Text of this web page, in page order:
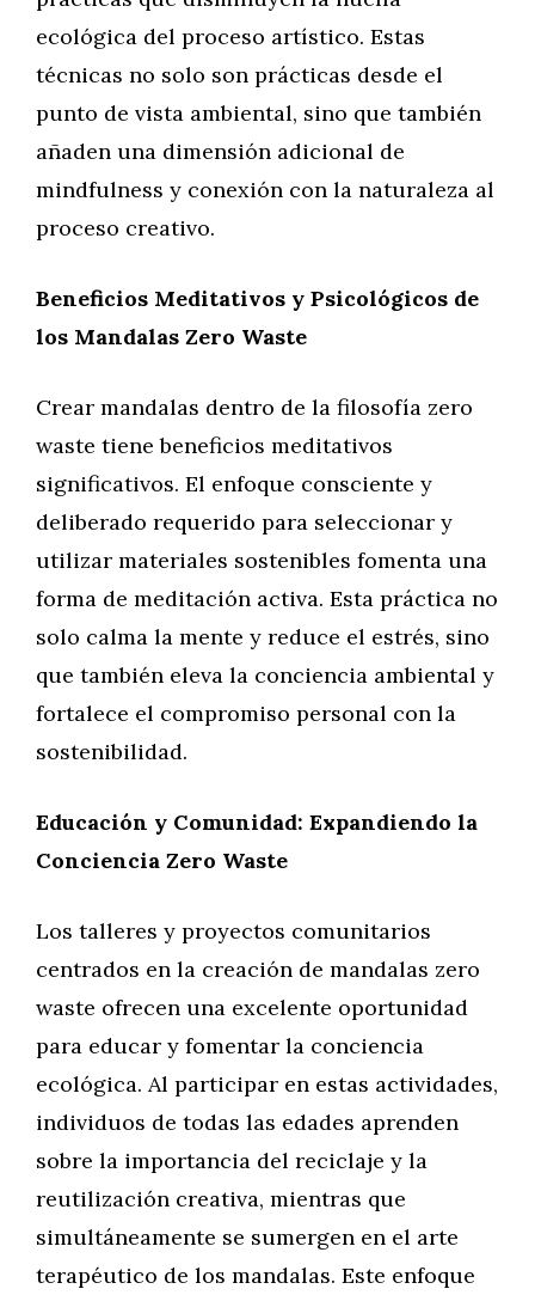
ecológica del proceso artístico. Estas
técnicas no solo son prácticas desde el
punto de vista ambiental, sino que también
añaden una dimensión adicional de
mindfulness y conexión con la naturaleza al
proceso creativo.
Beneficios Meditativos y Psicológicos de
los Mandalas Zero Waste
Crear mandalas dentro de la filosofía zero
waste tiene beneficios meditativos
significativos. El enfoque consciente y
deliberado requerido para seleccionar y
utilizar materiales sostenibles fomenta una
forma de meditación activa. Esta práctica no
solo calma la mente y reduce el estrés, sino
que también eleva la conciencia ambiental y
fortalece el compromiso personal con la
sostenibilidad.
Educación y Comunidad: Expandiendo la
Conciencia Zero Waste
Los talleres y proyectos comunitarios
centrados en la creación de mandalas zero
waste ofrecen una excelente oportunidad
para educar y fomentar la conciencia
ecológica. Al participar en estas actividades,
individuos de todas las edades aprenden
sobre la importancia del reciclaje y la
reutilización creativa, mientras que
simultáneamente se sumergen en el arte
terapéutico de los mandalas. Este enfoque